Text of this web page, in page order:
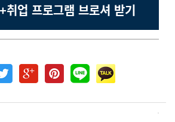
업 프로그램 브로셔 받기